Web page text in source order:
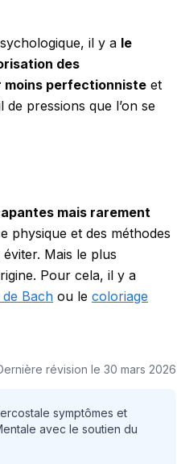
il y a le
des
moins perfectionniste et
pressions que l’on se
mais rarement
physique et des méthodes
Mais le plus
Pour cela, il y a
Bach ou le coloriage
révision le30 mars 2026
symptômes et
avec le soutien du